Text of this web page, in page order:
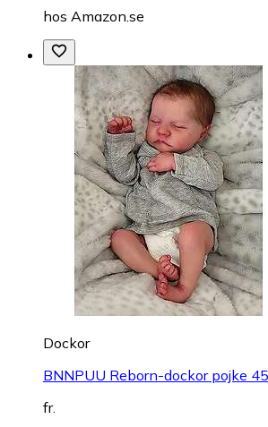
hos Amazon.se
Dockor
BNNPUU Reborn-dockor pojke
fr.